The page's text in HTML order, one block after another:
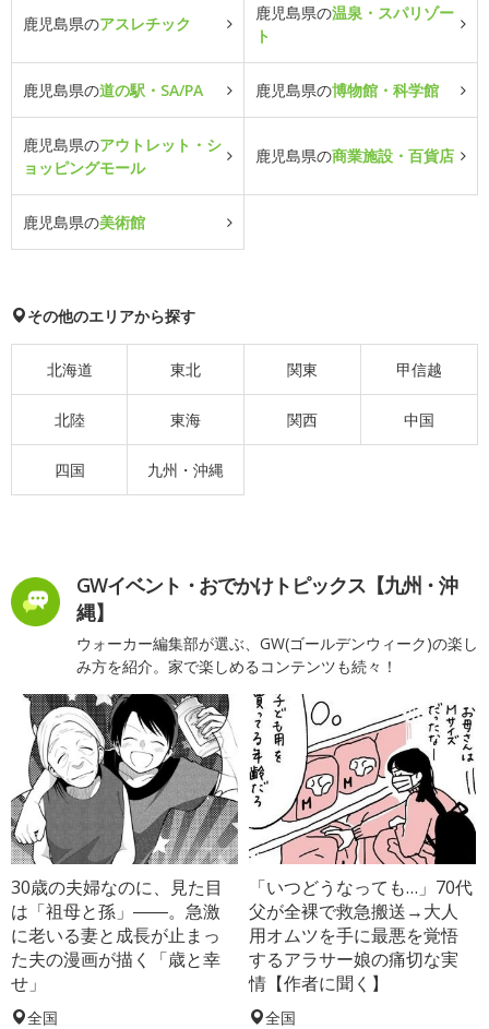
鹿児島県のアスレチック
鹿児島県の温泉・スパリゾー
ト
鹿児島県の道の駅・SA/PA 鹿児島県の博物館・科学館
鹿児島県のアウトレット・シ
ョッピングモール
鹿児島県の商業施設・百貨店
鹿児島県の美術館
その他のエリアから探す
北海道 東北 関東 甲信越
北陸 東海 関西 中国
四国 九州・沖縄
GWイベント・おでかけトピックス【九州・沖
縄】
ウォーカー編集部が選ぶ、GW(ゴールデンウィーク)の楽し
み方を紹介。家で楽しめるコンテンツも続々！
30歳の夫婦なのに、見た目
は「祖母と孫」――。急激
に老いる妻と成長が止まっ
た夫の漫画が描く「歳と幸
せ」
全国
「いつどうなっても…」70代
父が全裸で救急搬送→大人
用オムツを手に最悪を覚悟
するアラサー娘の痛切な実
情【作者に聞く】
全国